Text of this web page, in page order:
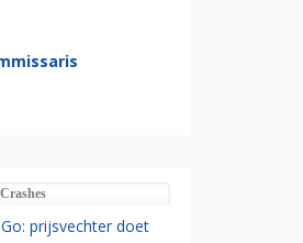
Crashes
prijsvechter doet